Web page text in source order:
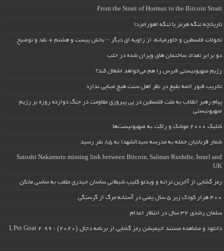
From the Strait of Hormuz to the Bitcoin Strait
تاریخچه تنگه هرمز یا تنگه اهورامزدا
تحولات فلسطین و خاورمیانه، از زاویه ای دیگر – بخش بیست و هشتم + نقد و توضیح
دو برابر تعداد ساختمان های ویران شده در حلب
رژیم صهیونیستی قبرس را هم می‌خواهد اشغال کند؟
تخریب قبور ائمه بقیع در نظر اهل سنت هیچ مبنایی ندارد
پیام رهبر انقلاب به ملت فلسطین در پی پیروزی مقاومت در جنگ دوازده روزه بر رژیم
صهیونیستی
شلیک ۲۰۰۰ موشک و راکت به صهیونیست‌ها
شمار قربانیان حمله به مدرسه سیدالشهدا به ۸۵ نفر رسید
Satoshi Nakamoto missing link between Bitcoin, Salman Rushdie, Israel and
UK
رمز گشایی از آخرین ترانه و ویدئو کلیپ شیطانی ساسان حیدری ملقب به ساسی مانکن
۴۰۰ هزار کودک زیر ۵ سال یمنی در آستانه مرگ از گرسنگی
سلمان رشدی ۳۲ سال در انتظار اعدام
دانلود و مشاهده مستند انیمیشن رمز گشایی از برنامه دجال (۲۰۲۰) : I, Pet Goat 2.99